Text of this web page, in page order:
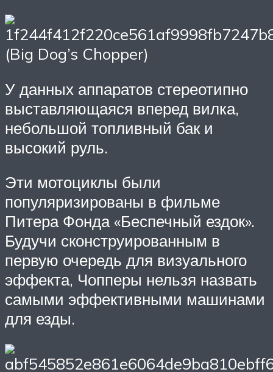
(Big Dog’s Chopper)
У данных аппаратов стереотипно
выставляющаяся вперед вилка,
небольшой топливный бак и
высокий руль.
Эти мотоциклы были
популяризированы в фильме
Питера Фонда «Беспечный ездок».
Будучи сконструированным в
первую очередь для визуального
эффекта, Чопперы нельзя назвать
самыми эффективными машинами
для езды.